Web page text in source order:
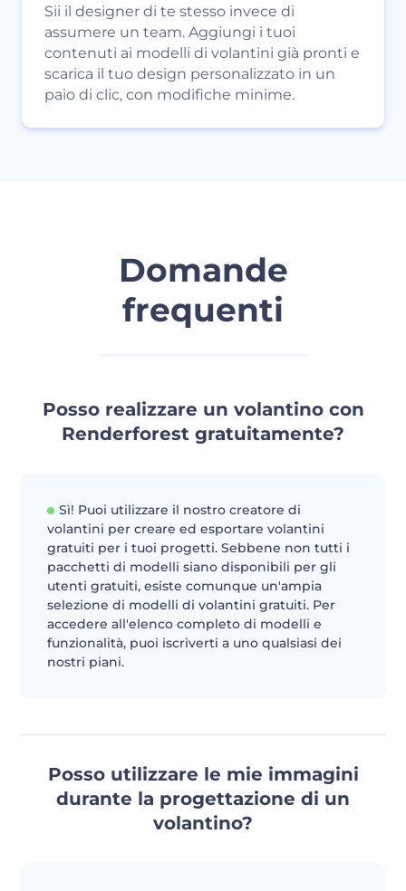
Sii il designer di te stesso invece di
assumere un team. Aggiungi i tuoi
contenuti ai modelli di volantini già pronti e
scarica il tuo design personalizzato in un
paio di clic, con modifiche minime.
Domande
frequenti
Posso realizzare un volantino con
Renderforest gratuitamente?
Sì! Puoi utilizzare il nostro creatore di
volantini per creare ed esportare volantini
gratuiti per i tuoi progetti. Sebbene non tutti i
pacchetti di modelli siano disponibili per gli
utenti gratuiti, esiste comunque un'ampia
selezione di modelli di volantini gratuiti. Per
accedere all'elenco completo di modelli e
funzionalità, puoi iscriverti a uno qualsiasi dei
nostri piani.
Posso utilizzare le mie immagini
durante la progettazione di un
volantino?